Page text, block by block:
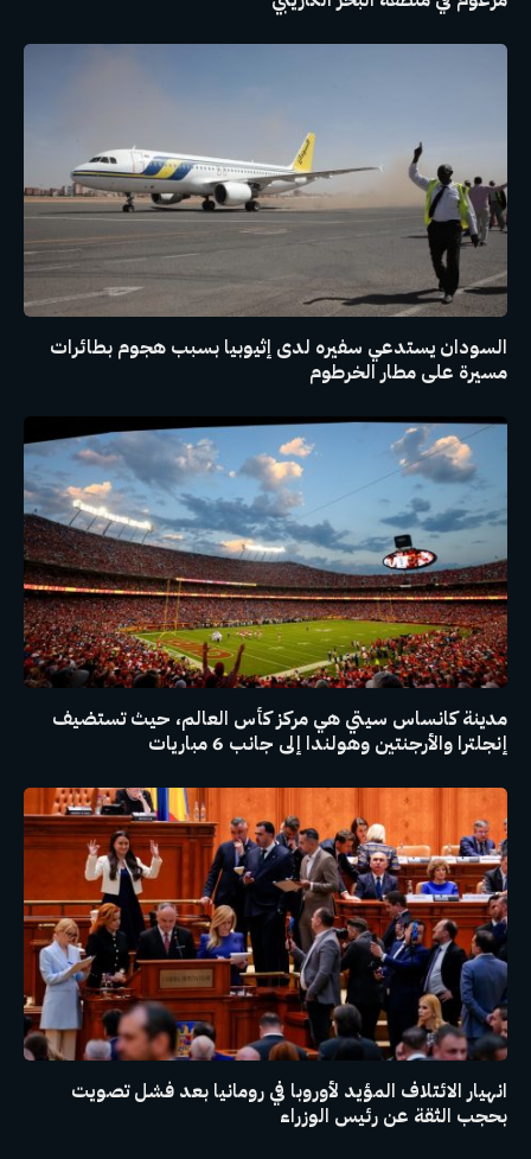
السودان يستدعي سفيره لدى إثيوبيا بسبب هجوم بطائرات
مسيرة على مطار الخرطوم
مدينة كانساس سيتي هي مركز كأس العالم، حيث تستضيف
إنجلترا والأرجنتين وهولندا إلى جانب 6 مباريات
انهيار الائتلاف المؤيد لأوروبا في رومانيا بعد فشل تصويت
بحجب الثقة عن رئيس الوزراء